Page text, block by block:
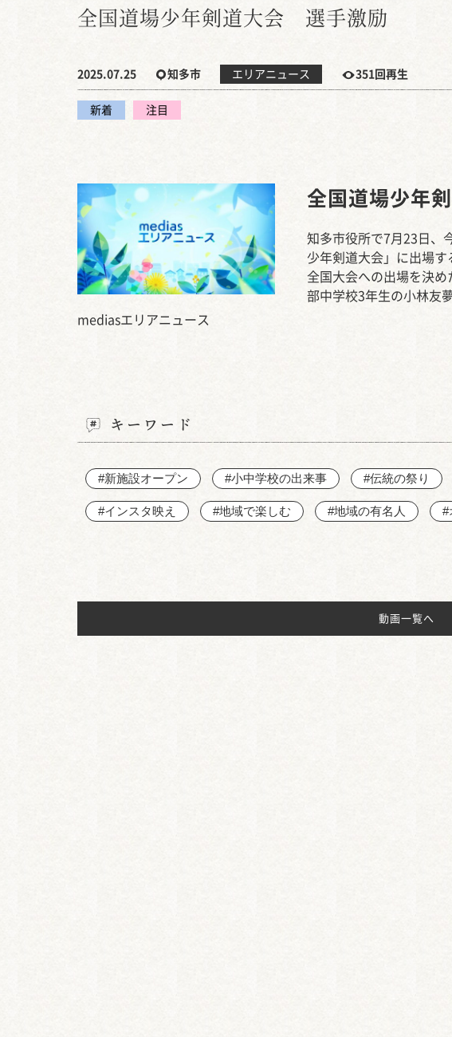
全国道場少年剣道大会 選手激励
2025.07.25 知多市 エリアニュース 351回再生
新着 注目
mediasエリアニュース
全国道場少年
知多市役所で7月23日、
少年剣道大会」に出場す
全国大会への出場を決
部中学校3年生の小林友
キーワード
#新施設オープン #小中学校の出来事 #伝統の祭り
#インスタ映え #地域で楽しむ #地域の有名人 #
動画一覧へ